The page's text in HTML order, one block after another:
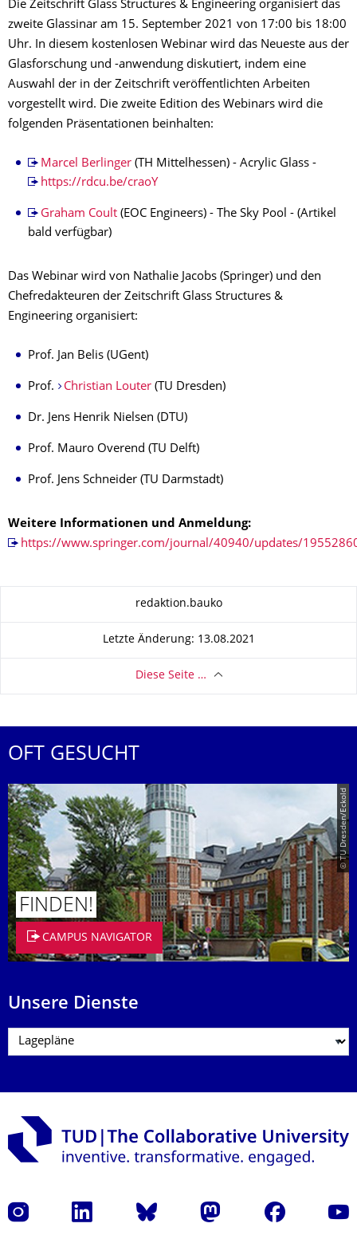
Die Zeitschrift Glass Structures & Engineering organisiert das
zweite Glassinar am 15. September 2021 von 17:00 bis 18:00
Uhr. In diesem kostenlosen Webinar wird das Neueste aus der
Glasforschung und -anwendung diskutiert, indem eine
Auswahl der in der Zeitschrift veröffentlichten Arbeiten
vorgestellt wird. Die zweite Edition des Webinars wird die
folgenden Präsentationen beinhalten:
Marcel Berlinger(TH Mittelhessen) - Acrylic Glass -
https://rdcu.be/craoY
Graham Coult(EOC Engineers) - The Sky Pool - (Artikel
bald verfügbar)
Das Webinar wird von Nathalie Jacobs (Springer) und den
Chefredakteuren der Zeitschrift Glass Structures &
Engineering organisiert:
Prof. Jan Belis (UGent)
Prof. Christian Louter(TU Dresden)
Dr. Jens Henrik Nielsen (DTU)
Prof. Mauro Overend (TU Delft)
Prof. Jens Schneider (TU Darmstadt)
Weitere Informationen und Anmeldung:
https://www.springer.com/journal/40940/updates/
redaktion.bauko
Letzte Änderung: 13.08.2021
Diese Seite …
OFT GESUCHT
© TU Dresden/Eckold
FINDEN!
CAMPUS NAVIGATOR
Unsere Dienste
Instagram LinkedIn Bluesky Mastodon Facebook